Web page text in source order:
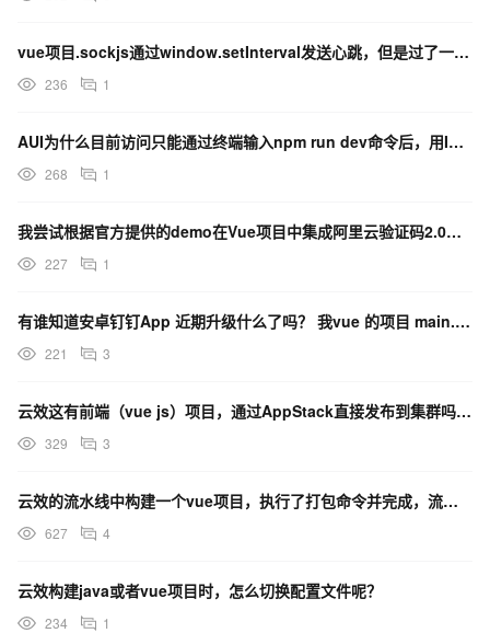
vue项目.sockjs通过window.setInterval发送心跳，但是过了一会心跳消失了
236 1
AUI为什么目前访问只能通过终端输入npm run dev命令后，用IP地址加端口才能访问？
268 1
我尝试根据官方提供的demo在Vue项目中集成阿里云验证码2.0，但是没有成功，请问是什么原因？
227 1
有谁知道安卓钉钉App 近期升级什么了吗？ 我vue 的项目 main.js 都进不去
221 3
云效这有前端（vue js）项目，通过AppStack直接发布到集群吗？目前我们都是通过主机部署。
329 3
云效的流水线中构建一个vue项目，执行了打包命令并完成，流程就卡住不动，没有进到下一步构建物上传
627 4
云效构建java或者vue项目时，怎么切换配置文件呢？
234 1